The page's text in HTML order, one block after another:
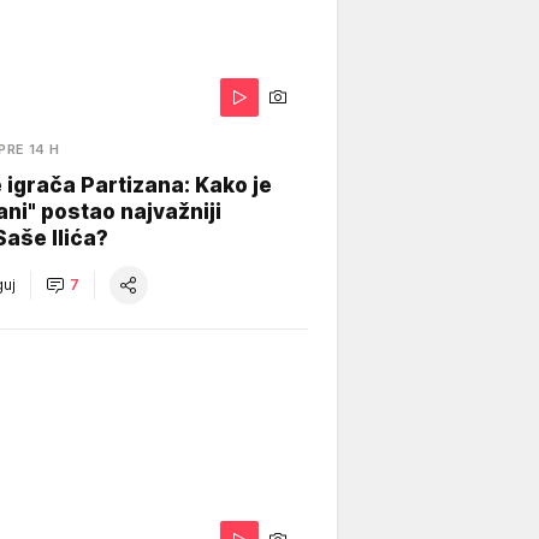
14 H
igrača Partizana: Kako je
postao najvažniji
Ilića?
7